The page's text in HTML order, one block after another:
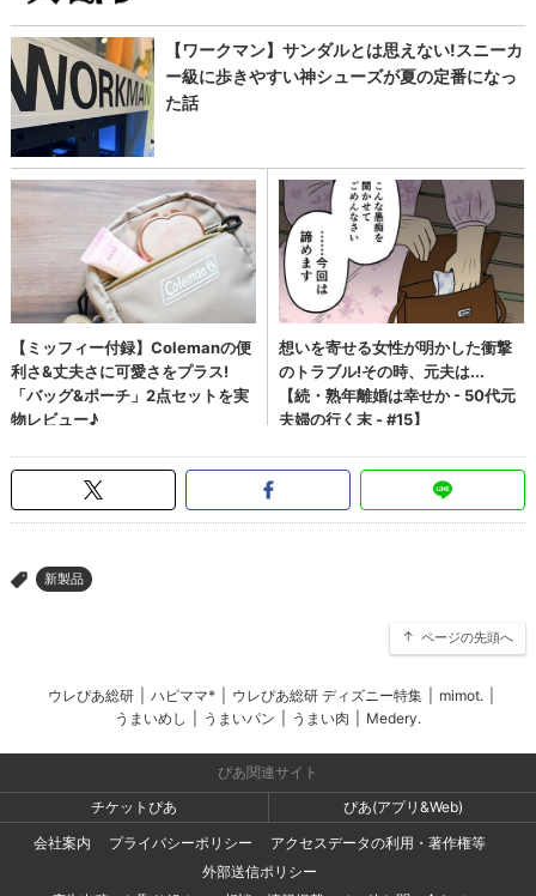
> 新製品
ページの先頭へ
ウレぴあ総研 ハピママ* ウレぴあ総研 ディズニー特集 mimot.
うまいめし
うまいパン うまい肉 Medery.
ぴあ関連サイト
チケットぴあ
ぴあ(アプリ&Web)
会社案内
プライバシーポリシー
アクセスデータの利用・著作権等
外部送信ポリシー